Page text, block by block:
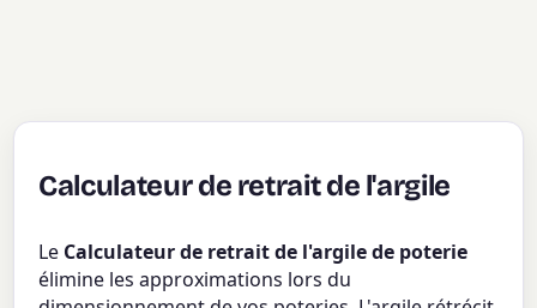
Calculateur de retrait de l'argile
Le Calculateur de retrait de l'argile de poterie
élimine les approximations lors du